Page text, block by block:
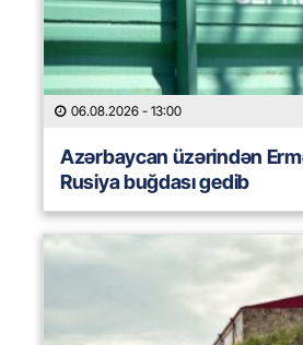
06.08.2026 - 13:00
Azərbaycan üzərindən
Rusiya buğdası gedib